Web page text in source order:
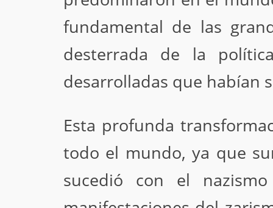
fundamental de las
desterrada de la
desarrolladas que habían
Esta profunda
todo el mundo, ya que
sucedió con el